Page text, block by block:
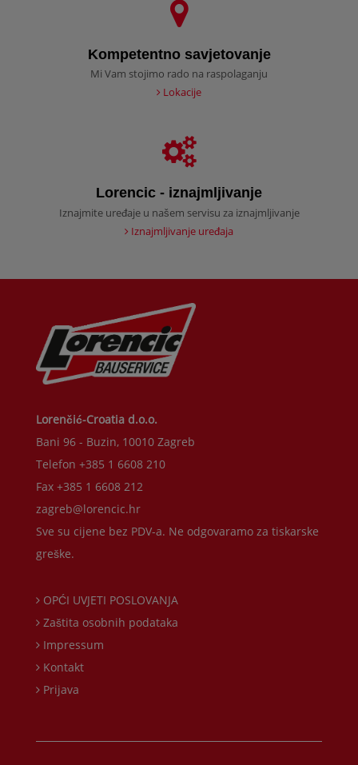
Kompetentno savjetovanje
Mi Vam stojimo rado na raspolaganju
Lokacije
Lorencic - iznajmljivanje
Iznajmite uređaje u našem servisu za iznajmljivanje
Iznajmljivanje uređaja
Lorenčić-Croatia d.o.o.
Bani 96 - Buzin, 10010 Zagreb
Telefon +385 1 6608 210
Fax +385 1 6608 212
zagreb@lorencic.hr
Sve su cijene bez PDV-a. Ne odgovaramo za tiskarske
greške.
OPĆI UVJETI POSLOVANJA
Zaštita osobnih podataka
Impressum
Kontakt
Prijava